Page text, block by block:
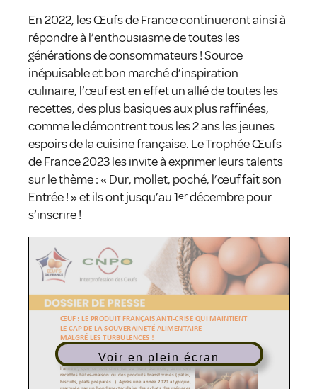
En 2022, les Œufs de France continueront ainsi à
répondre à l’enthousiasme de toutes les
générations de consommateurs ! Source
inépuisable et bon marché d’inspiration
culinaire, l’œuf est en effet un allié de toutes les
recettes, des plus basiques aux plus raffinées,
comme le démontrent tous les 2 ans les jeunes
espoirs de la cuisine française. Le Trophée Œufs
de France 2023 les invite à exprimer leurs talents
sur le thème : « Dur, mollet, poché, l’œuf fait son
Entrée ! » et ils ont jusqu’au 1erdécembre pour
s’inscrire !
Voir en plein écran